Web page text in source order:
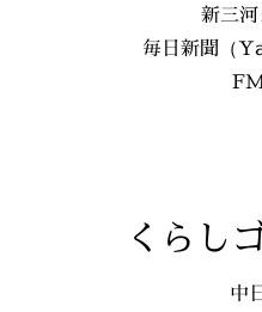
新三
毎日新聞（
くらし
中